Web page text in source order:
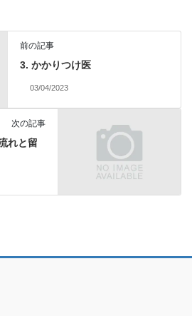
前の記事
3. かかりつけ医
03/04/2023
次の記事
れと留